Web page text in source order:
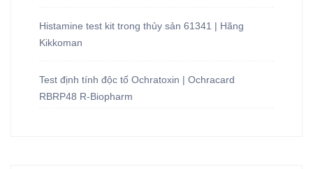
Histamine test kit trong thủy sản 61341 | Hãng
Kikkoman
Test định tính độc tố Ochratoxin | Ochracard
RBRP48 R-Biopharm